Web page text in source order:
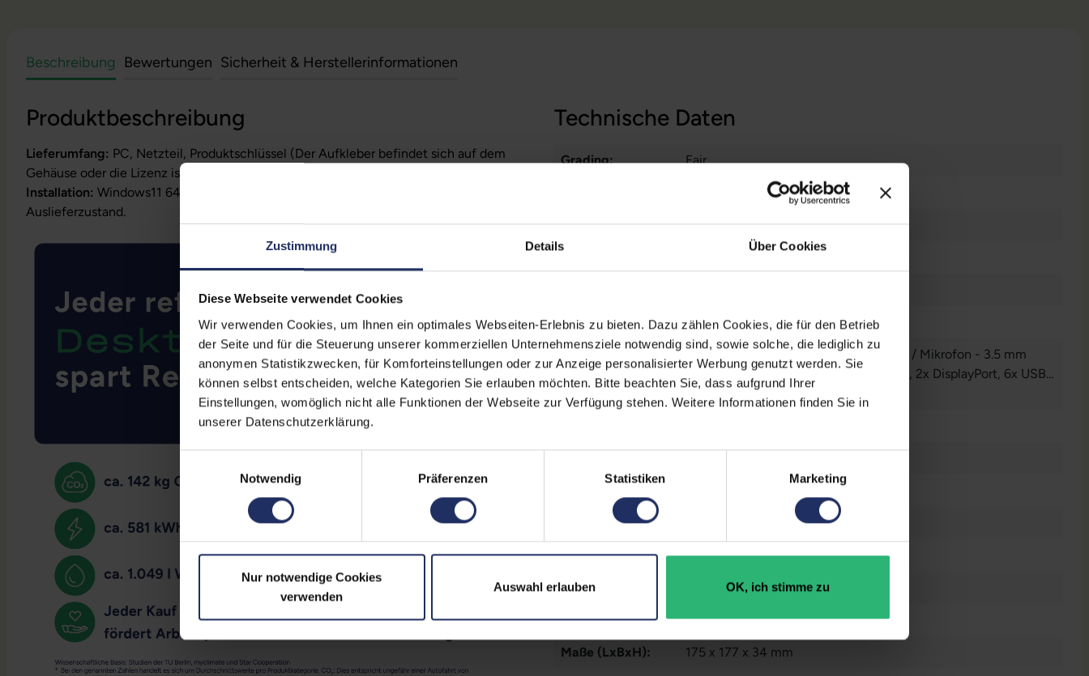
Zustimmung Details Über Cookies
Diese Webseite verwendet Cookies
Wir verwenden Cookies, um Ihnen ein optimales Webseiten-Erlebnis zu bieten. Dazu zählen Cookies, die für den Betrieb
der Seite und für die Steuerung unserer kommerziellen Unternehmensziele notwendig sind, sowie solche, die lediglich zu
anonymen Statistikzwecken, für Komforteinstellungen oder zur Anzeige personalisierter Werbung genutzt werden. Sie
können selbst entscheiden, welche Kategorien Sie erlauben möchten. Bitte beachten Sie, dass aufgrund Ihrer
Einstellungen, womöglich nicht alle Funktionen der Webseite zur Verfügung stehen. Weitere Informationen finden Sie in
unserer Datenschutzerklärung.
Notwendig
Präferenzen Statistiken Marketing
Nur notwendige Cookies
verwenden
Auswahl erlauben OK, ich stimme zu
Beschreibung Bewertungen Sicherheit & Herstellerinformationen
Produktbeschreibung
Lieferumfang: PC, Netzteil, Produktschlüssel (Der Aufkleber befindet sich auf dem
Gehäuse oder die Lizenz ist bereits digital hinterlegt)
Installation: Windows11 64Bit vorinstalliert inklusive Wiederherstellungsmöglichkeit auf
Auslieferzustand.
Technische Daten
Grading: Fair
Zustand: Gebraucht
CPU Generation: 9
Schnittstellen: 1x Audio - Ausgang - 3.5 mm, 1x Audio / Mikrofon - 3.5 mm
Combo , 1x LAN RJ-45, 1x USB 3 Typ C , 2x DisplayPort, 6x USB 3
Typ A
Mehr anzeigen
Datenspeicher:
Arbeitsspeicher: 16 GB DDR4
Prozessor: Intel Core i5 9500 @ 3,0 GHz
GTIN/EAN: 4255867532102
Maße (LxBxH): 175 x 177 x 34 mm